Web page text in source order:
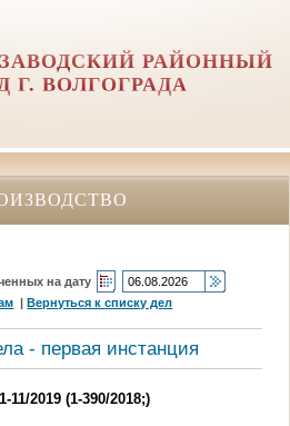
РАЙОННЫЙ
Г. ВОЛГОГРАДА
на дату
|Вернуться к списку дел
- первая инстанция
2019 (1-390/2018;)